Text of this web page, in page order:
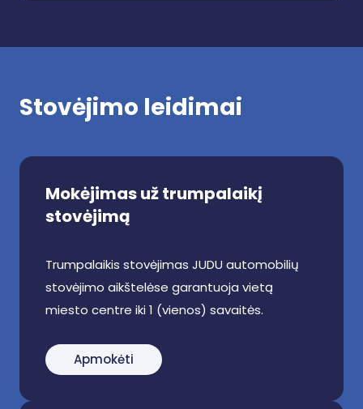
Stovėjimo leidimai
Mokėjimas už trumpalaikį
stovėjimą
Trumpalaikis stovėjimas JUDU automobilių
stovėjimo aikštelėse garantuoja vietą
miesto centre iki 1 (vienos) savaitės.
Apmokėti